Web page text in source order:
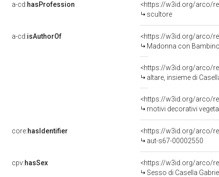
a-cd:hasProfession
<https://w3id.org/arco/
scultore
a-cd:isAuthorOf
<https://w3id.org/arco/
Madonna con
<https://w3id.org/arco/
altare, insieme di
<https://w3id.org/arco/
motivi decorativi vegetali
core:hasIdentifier
<https://w3id.org/arco/
aut-s67-00002550
cpv:hasSex
<https://w3id.org/arco/
Sesso di Casella